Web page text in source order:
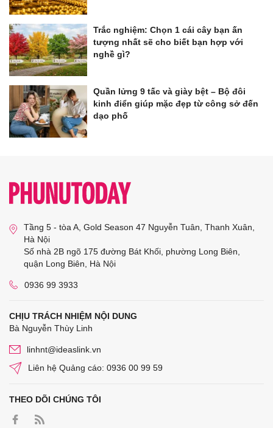
Trắc nghiệm: Chọn 1 cái cây bạn ấn
tượng nhất sẽ cho biết bạn hợp với
nghề gì?
Quần lửng 9 tấc và giày bệt – Bộ đôi
kinh điển giúp mặc đẹp từ công sở đến
dạo phố
Tầng 5 - tòa A, Gold Season 47 Nguyễn Tuân, Thanh Xuân,
Hà Nội
Số nhà 2B ngõ 175 đường Bát Khối, phường Long Biên,
quận Long Biên, Hà Nội
0936 99 3933
CHỊU TRÁCH NHIỆM NỘI DUNG
Bà Nguyễn Thùy Linh
linhnt@ideaslink.vn
Liên hệ Quảng cáo: 0936 00 99 59
THEO DÕI CHÚNG TÔI